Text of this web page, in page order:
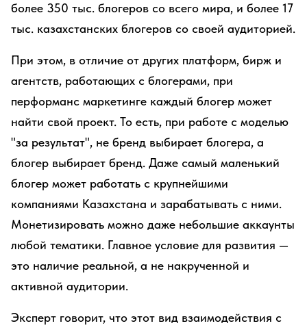
более 350 тыс. блогеров со всего мира, и более 17
тыс. казахстанских блогеров со своей аудиторией.
При этом, в отличие от других платформ, бирж и
агентств, работающих с блогерами, при
перформанс маркетинге каждый блогер может
найти свой проект. То есть, при работе с моделью
"за результат", не бренд выбирает блогера, а
блогер выбирает бренд. Даже самый маленький
блогер может работать с крупнейшими
компаниями Казахстана и зарабатывать с ними.
Монетизировать можно даже небольшие аккаунты
любой тематики. Главное условие для развития —
это наличие реальной, а не накрученной и
активной аудитории.
Эксперт говорит, что этот вид взаимодействия с